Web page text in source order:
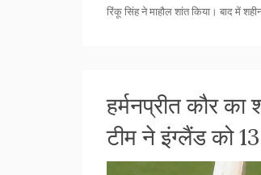
रिंकू सिंह ने माहौल शांत किया। बाद में
हर्मनप्रीत कौर
टीम ने इंग्लैंड को